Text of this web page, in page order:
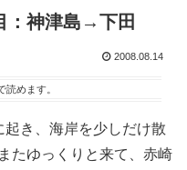
：神津島→下田
2008.08.14
読めます。
き、海岸を少しだけ散
たゆっくりと来て、赤崎